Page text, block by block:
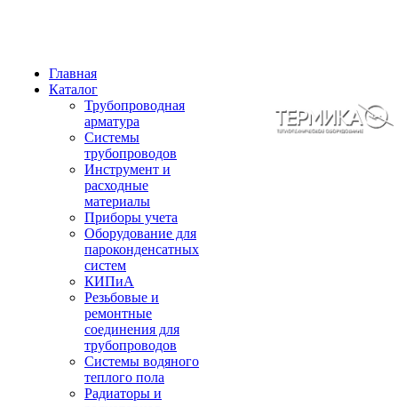
Главная
Каталог
Трубопроводная
арматура
Системы
трубопроводов
Инструмент и
расходные
материалы
Приборы учета
Оборудование для
пароконденсатных
систем
КИПиА
Резьбовые и
ремонтные
соединения для
трубопроводов
Системы водяного
теплого пола
Радиаторы и